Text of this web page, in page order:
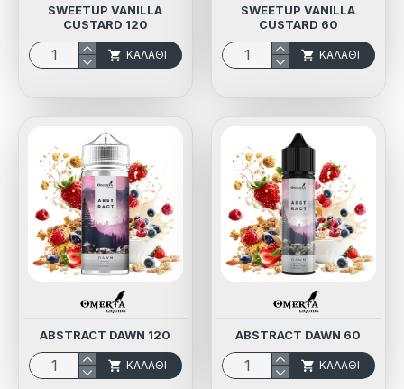
SWEETUP VANILLA
CUSTARD 120
ΚΑΛΆΘΙ
SWEETUP VANILLA
CUSTARD 60
ΚΑΛΆΘΙ
ABSTRACT DAWN 120
ΚΑΛΆΘΙ
ABSTRACT DAWN 60
ΚΑΛΆΘΙ